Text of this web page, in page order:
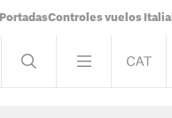
PortadasControles vuelos Italia